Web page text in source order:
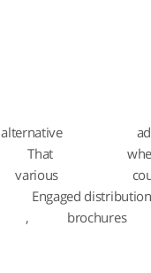
alternative
That
various
Engaged
, brochures